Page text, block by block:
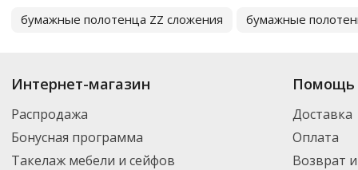
бумажные полотенца ZZ сложения бумажные
Интернет-магазин
Распродажа
Бонусная программа
Такелаж мебели и сейфов
Помощь
Доставка
Оплата
Возврат